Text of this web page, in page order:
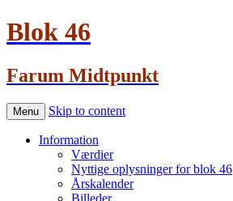
Blok 46
Farum Midtpunkt
Menu Skip to content
Information
Værdier
Nyttige oplysninger for blok 46
Årskalender
Billeder